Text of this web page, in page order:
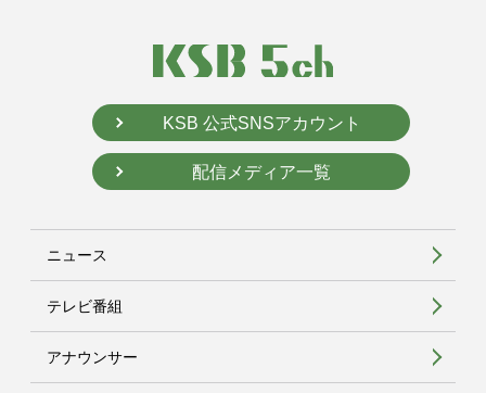
KSB 公式SNSアカウント
配信メディア一覧
ニュース
テレビ番組
アナウンサー